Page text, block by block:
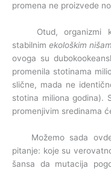
promena ne proizvede
Otud, organizmi
stabilnimekološkim
ovoga su
promenila stotinama
slične, mada ne
stotina miliona godina).
promenjivim sredinama
Možemo sada ovde
pitanje: koje su
šansa da mutacija